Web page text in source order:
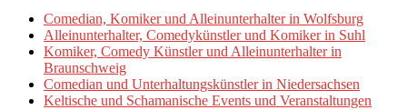
Comedian, Komiker und Alleinunterhalter in Wolfsburg
Alleinunterhalter, Comedykünstler und Komiker in Suhl
Komiker, Comedy Künstler und Alleinunterhalter in
Braunschweig
Comedian und Unterhaltungskünstler in Niedersachsen
Keltische und Schamanische Events und Veranstaltungen